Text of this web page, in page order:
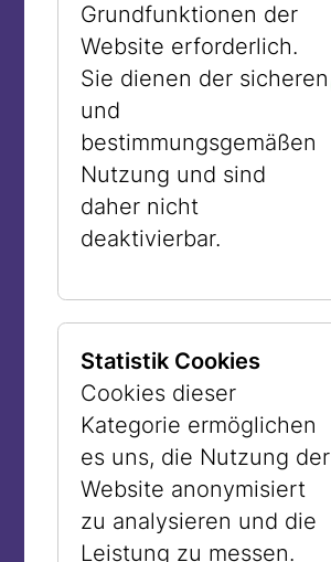
Grundfunktionen der
Website erforderlich.
Sie dienen der sicheren
und
bestimmungsgemäßen
Nutzung und sind
daher nicht
deaktivierbar.
Statistik Cookies
Cookies dieser
Kategorie ermöglichen
es uns, die Nutzung der
Website anonymisiert
zu analysieren und die
Leistung zu messen.